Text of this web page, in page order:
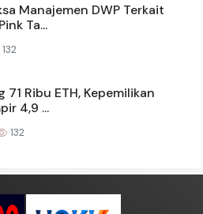
Manajemen DWP Terkait
Ta...
132
Ribu ETH, Kepemilikan
4,9 ...
132